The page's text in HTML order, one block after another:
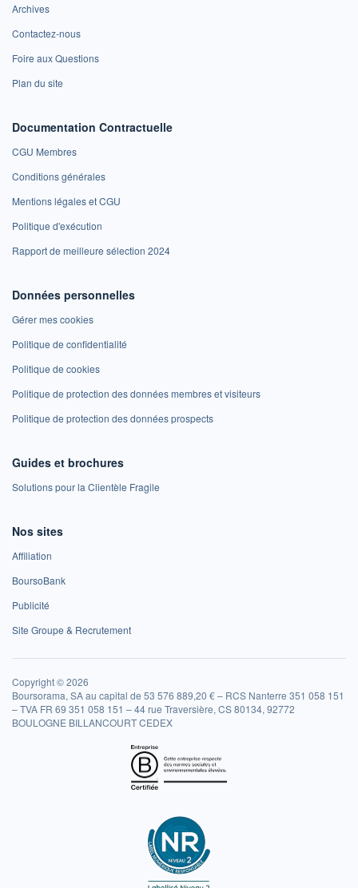
Archives
Contactez-nous
Foire aux Questions
Plan du site
Documentation Contractuelle
CGU Membres
Conditions générales
Mentions légales et CGU
Politique d'exécution
Rapport de meilleure sélection 2024
Données personnelles
Gérer mes cookies
Politique de confidentialité
Politique de cookies
Politique de protection des données membres et visiteurs
Politique de protection des données prospects
Guides et brochures
Solutions pour la Clientèle Fragile
Nos sites
Affiliation
BoursoBank
Publicité
Site Groupe & Recrutement
Copyright © 2026
Boursorama, SA au capital de 53 576 889,20 € – RCS Nanterre 351 058 151
– TVA FR 69 351 058 151 – 44 rue Traversière, CS 80134, 92772
BOULOGNE BILLANCOURT CEDEX